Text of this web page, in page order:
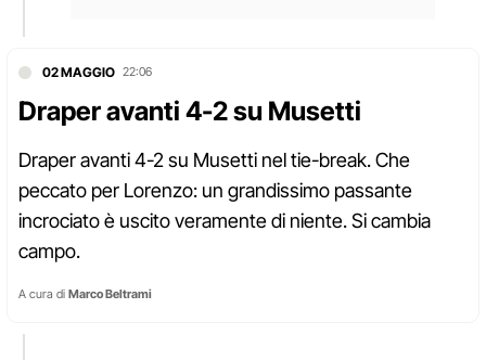
02 MAGGIO 22:06
Draper avanti 4-2 su Musetti
Draper avanti 4-2 su Musetti nel tie-break. Che
peccato per Lorenzo: un grandissimo passante
incrociato è uscito veramente di niente. Si cambia
campo.
A cura di Marco Beltrami